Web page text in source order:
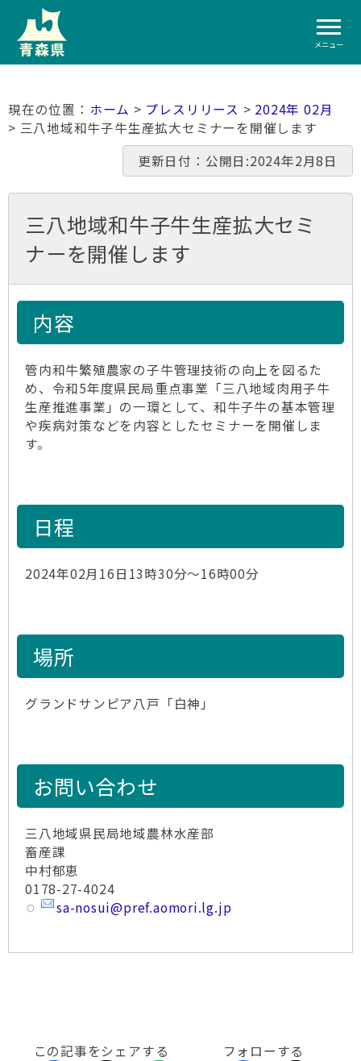
メニュー
ホーム > プレスリリース > 2024年 02月
> 三八地域和牛子牛生産拡大セミナーを開催します
更新日付：公開日:2024年2月8日
三八地域和牛子牛生産拡大セミ
ナーを開催します
内容
管内和牛繁殖農家の子牛管理技術の向上を図るた
め、令和5年度県民局重点事業「三八地域肉用子牛
生産推進事業」の一環として、和牛子牛の基本管理
や疾病対策などを内容としたセミナーを開催しま
す。
日程
2024年02月16日13時30分～16時00分
場所
グランドサンピア八戸「白神」
お問い合わせ
三八地域県民局地域農林水産部
畜産課
中村郁恵
0178-27-4024
sa-nosui@pref.aomori.lg.jp
この記事をシェアする フォローする